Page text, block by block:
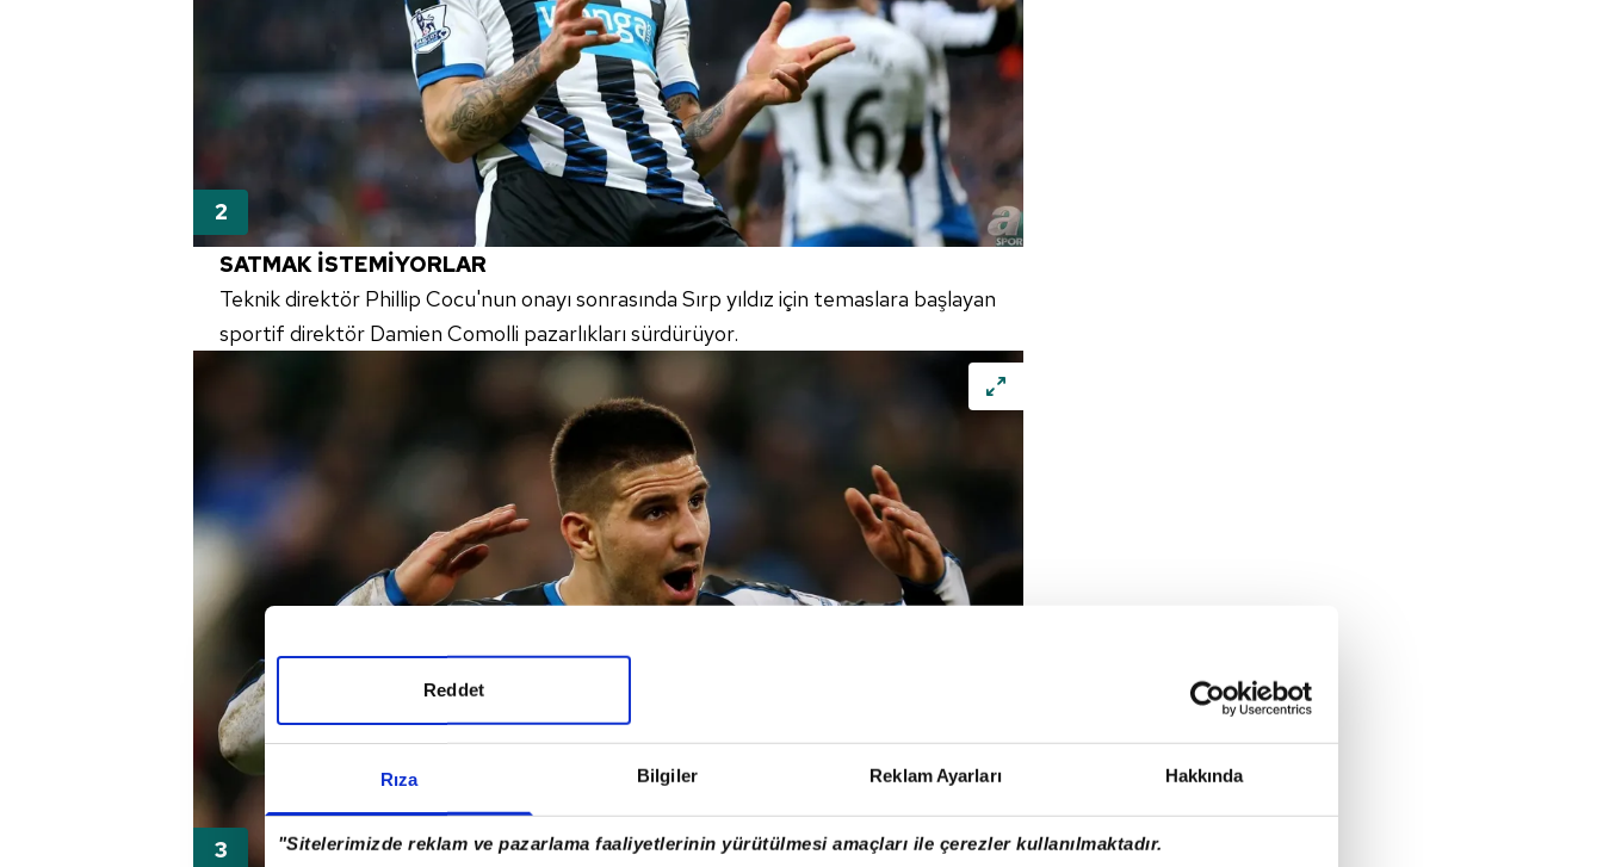
Rıza Bilgiler Reklam Ayarları Hakkında
"Sitelerimizde reklam ve pazarlama faaliyetlerinin yürütülmesi amaçları ile çerezler kullanılmaktadır.
Reddet
SATMAK İSTEMİYORLAR
Teknik direktör Phillip Cocu'nun onayı sonrasında Sırp yıldız için temaslara başlayan
sportif direktör Damien Comolli pazarlıkları sürdürüyor.